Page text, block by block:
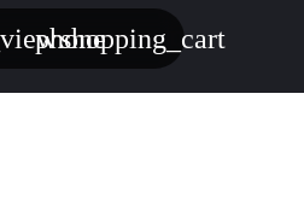
phone
shopping_cart